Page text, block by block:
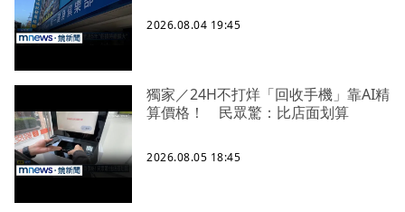
2026.08.04 19:45
獨家／24H不打烊「回收手機」靠AI精
算價格！ 民眾驚：比店面划算
2026.08.05 18:45